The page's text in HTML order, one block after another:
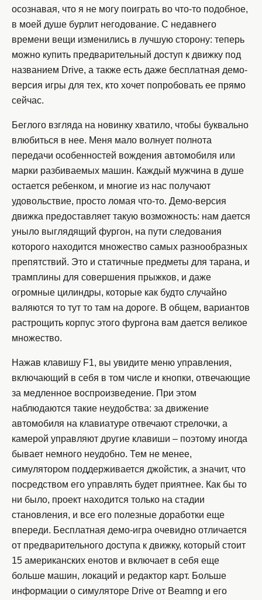
осознавая, что я не могу поиграть во что-то подобное,
в моей душе бурлит негодование. С недавнего
времени вещи изменились в лучшую сторону: теперь
можно купить предварительный доступ к движку под
названием Drive, а также есть даже бесплатная демо-
версия игры для тех, кто хочет попробовать ее прямо
сейчас.
Беглого взгляда на новинку хватило, чтобы буквально
влюбиться в нее. Меня мало волнует полнота
передачи особенностей вождения автомобиля или
марки разбиваемых машин. Каждый мужчина в душе
остается ребенком, и многие из нас получают
удовольствие, просто ломая что-то. Демо-версия
движка предоставляет такую возможность: нам дается
уныло выглядящий фургон, на пути следования
которого находится множество самых разнообразных
препятствий. Это и статичные предметы для тарана, и
трамплины для совершения прыжков, и даже
огромные цилиндры, которые как будто случайно
валяются то тут то там на дороге. В общем, вариантов
растрощить корпус этого фургона вам дается великое
множество.
Нажав клавишу F1, вы увидите меню управления,
включающий в себя в том числе и кнопки, отвечающие
за медленное воспроизведение. При этом
наблюдаются такие неудобства: за движение
автомобиля на клавиатуре отвечают стрелочки, а
камерой управляют другие клавиши – поэтому иногда
бывает немного неудобно. Тем не менее,
симулятором поддерживается джойстик, а значит, что
посредством его управлять будет приятнее. Как бы то
ни было, проект находится только на стадии
становления, и все его полезные доработки еще
впереди. Бесплатная демо-игра очевидно отличается
от предварительного доступа к движку, который стоит
15 американских енотов и включает в себя еще
больше машин, локаций и редактор карт. Больше
информации о симуляторе Drive от Beamng и его